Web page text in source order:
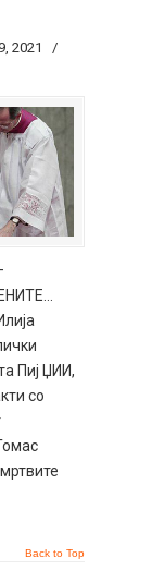
2021
/
Пиј ЏИИ,
со
Back to Top